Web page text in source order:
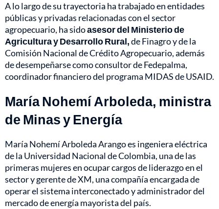
A lo largo de su trayectoria ha trabajado en entidades
públicas y privadas relacionadas con el sector
agropecuario, ha sidoasesor del Ministerio de
Agricultura y Desarrollo Rural,de Finagro y de la
Comisión Nacional de Crédito Agropecuario, además
de desempeñarse como consultor de Fedepalma,
coordinador financiero del programa MIDAS de USAID.
María Nohemí Arboleda, ministra
de Minas y Energía
María Nohemí Arboleda Arango es ingeniera eléctrica
de la Universidad Nacional de Colombia, una de las
primeras mujeres en ocupar cargos de liderazgo en el
sector y gerente de XM, una compañía encargada de
operar el sistema interconectado y administrador del
mercado de energía mayorista del país.